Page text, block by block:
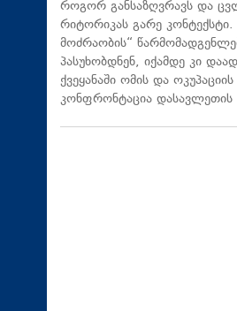
როგორ განსაზღვრავს და
რიტორიკას გარე
მოძრაობის“
პასუხობდნენ, იქამდე კი
ქვეყანაში ომის და
კონფრონტაცია